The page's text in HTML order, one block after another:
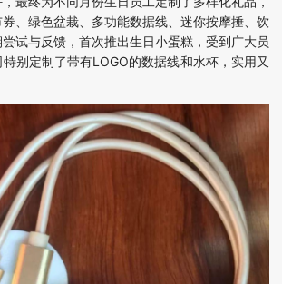
、绿色盆栽、多功能数据线、迷你按摩捶、饮
试与反馈，首次推出生日小蛋糕，受到广大员
特别定制了带有LOGO的数据线和水杯，实用又